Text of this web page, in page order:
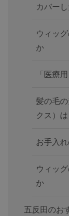
カバー
ウィッ
か
「医療
髪の毛
クス）
お手入
ウィッ
か
五反田のお